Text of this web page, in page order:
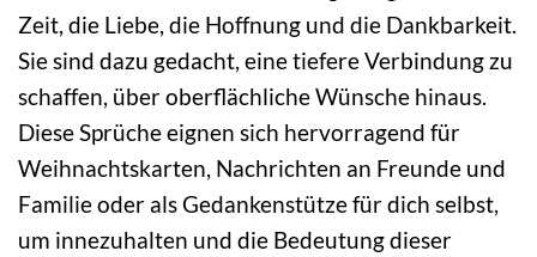
Zeit, die Liebe, die Hoffnung und die Dankbarkeit.
Sie sind dazu gedacht, eine tiefere Verbindung zu
schaffen, über oberflächliche Wünsche hinaus.
Diese Sprüche eignen sich hervorragend für
Weihnachtskarten, Nachrichten an Freunde und
Familie oder als Gedankenstütze für dich selbst,
um innezuhalten und die Bedeutung dieser